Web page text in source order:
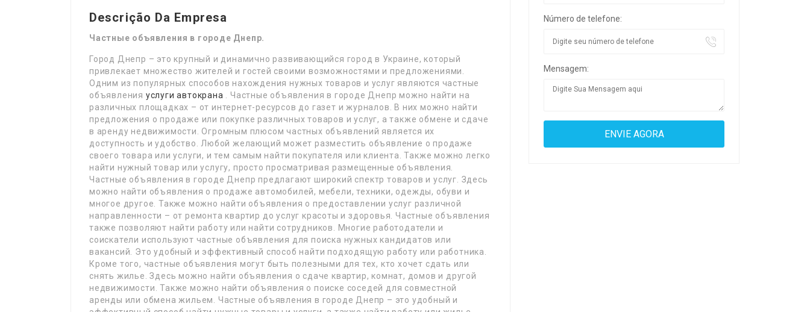
Descrição Da Empresa
Частные объявления в городе Днепр.
Город Днепр – это крупный и динамично развивающийся город в Украине, который
привлекает множество жителей и гостей своими возможностями и предложениями.
Одним из популярных способов нахождения нужных товаров и услуг являются частные
объявления услуги автокрана
. Частные объявления в городе Днепр можно найти на
различных площадках – от интернет-ресурсов до газет и журналов. В них можно найти
предложения о продаже или покупке различных товаров и услуг, а также обмене и сдаче
в аренду недвижимости. Огромным плюсом частных объявлений является их
доступность и удобство. Любой желающий может разместить объявление о продаже
своего товара или услуги, и тем самым найти покупателя или клиента. Также можно легко
найти нужный товар или услугу, просто просматривая размещенные объявления.
Частные объявления в городе Днепр предлагают широкий спектр товаров и услуг. Здесь
можно найти объявления о продаже автомобилей, мебели, техники, одежды, обуви и
многое другое. Также можно найти объявления о предоставлении услуг различной
направленности – от ремонта квартир до услуг красоты и здоровья. Частные объявления
также позволяют найти работу или найти сотрудников. Многие работодатели и
соискатели используют частные объявления для поиска нужных кандидатов или
вакансий. Это удобный и эффективный способ найти подходящую работу или работника.
Кроме того, частные объявления могут быть полезными для тех, кто хочет сдать или
снять жилье. Здесь можно найти объявления о сдаче квартир, комнат, домов и другой
недвижимости. Также можно найти объявления о поиске соседей для совместной
аренды или обмена жильем. Частные объявления в городе Днепр – это удобный и
Número de telefone:
Mensagem: